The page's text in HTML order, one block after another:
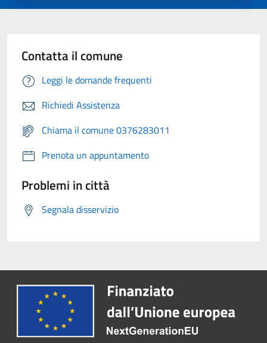
Contatta il comune
Leggi le domande frequenti
Richiedi Assistenza
Chiama il comune 0376283011
Prenota un appuntamento
Problemi in città
Segnala disservizio